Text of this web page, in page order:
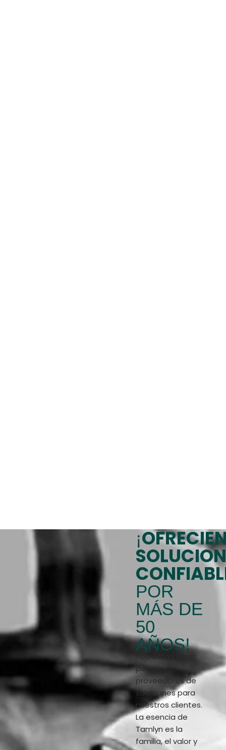
¡
POR
MÁS DE
50
AÑOS!
Nos esforzamos
por ser
proveedores de
soluciones para
nuestros clientes.
La esencia de
Tamlyn es la
familia, el valor y